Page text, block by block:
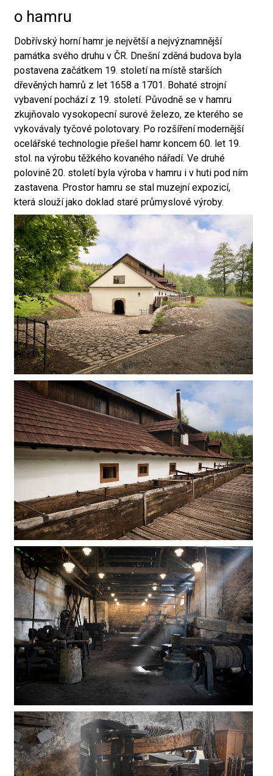
o hamru
Dobřívský horní hamr je největší a nejvýznamnější
památka svého druhu v ČR. Dnešní zděná budova byla
postavena začátkem 19. století na místě starších
dřevěných hamrů z let 1658 a 1701. Bohaté strojní
vybavení pochází z 19. století. Původně se v hamru
zkujňovalo vysokopecní surové železo, ze kterého se
vykovávaly tyčové polotovary. Po rozšíření modernější
ocelářské technologie přešel hamr koncem 60. let 19.
stol. na výrobu těžkého kovaného nářadí. Ve druhé
polovině 20. století byla výroba v hamru i v huti pod ním
zastavena. Prostor hamru se stal muzejní expozicí,
která slouží jako doklad staré průmyslové výroby.